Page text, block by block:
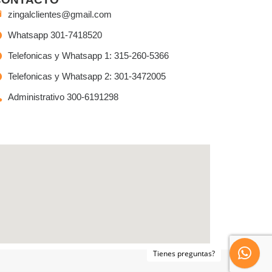
zingalclientes@gmail.com
Whatsapp 301-7418520
Telefonicas y Whatsapp 1: 315-260-5366
Telefonicas y Whatsapp 2: 301-3472005
Administrativo 300-6191298
Tienes preguntas?